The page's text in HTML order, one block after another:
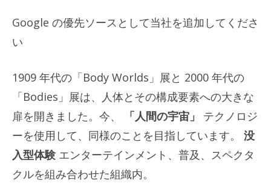
Google の優先ソースとして当社を追加してくださ
い
1909 年代の「Body Worlds」展と 2000 年代の
「Bodies」展は、人体とその構成要素への大きな
扉を開きました。今、
「人間の宇宙」
テクノロジ
ーを使用して、同様のことを目指しています。 没
入型体験 エンターテインメント、普及、スペクタ
クルを組み合わせた組織内。